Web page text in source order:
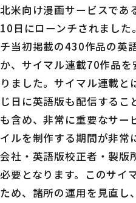
北米向け漫画サービスであ
10日にローンチされまし
チ当初掲載の430作品の英
か、サイマル連載70作品
りました。サイマル連載と
じ日に英語版も配信するこ
も含め、非常に重要なサー
イルを制作する期間が非常
会社・英語版校正者・製版
必要となります。このサイ
ため、諸所の運用を見直